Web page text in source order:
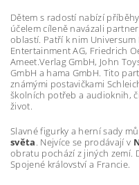
Dětem s radostí nabízí
účelem cíleně navázali
oblastí. Patří k nim Universum
Entertainment AG, Friedrich
Ameet.Verlag GmbH, John
GmbH a hama GmbH. Tito
známými postavičkami
školních potřeb a audioknih,
život.
Slavné figurky a herní sady
světa. Nejvíce se prodávají v
obratu pochází z jiných zemí.
Spojené království a Francie.